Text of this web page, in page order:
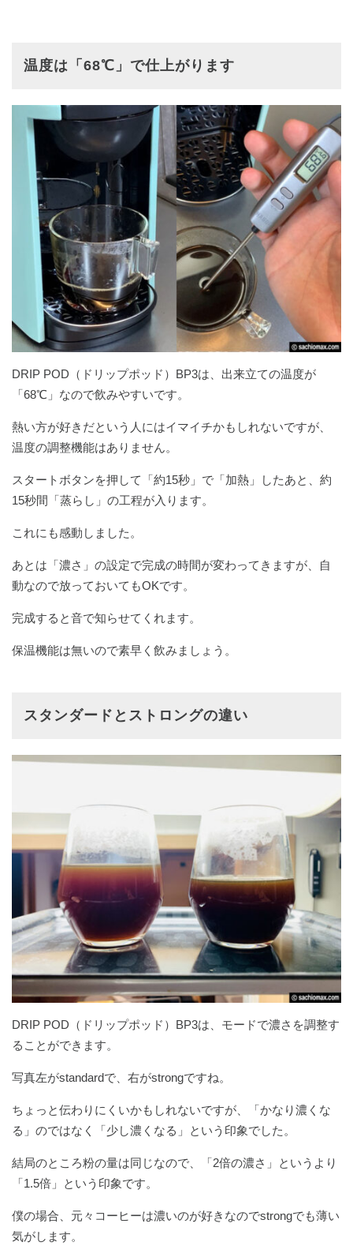
温度は「68℃」で仕上がります
DRIP POD（ドリップポッド）BP3は、出来立ての温度が
「68℃」なので飲みやすいです。
熱い方が好きだという人にはイマイチかもしれないですが、
温度の調整機能はありません。
スタートボタンを押して「約15秒」で「加熱」したあと、約
15秒間「蒸らし」の工程が入ります。
これにも感動しました。
あとは「濃さ」の設定で完成の時間が変わってきますが、自
動なので放っておいてもOKです。
完成すると音で知らせてくれます。
保温機能は無いので素早く飲みましょう。
スタンダードとストロングの違い
DRIP POD（ドリップポッド）BP3は、モードで濃さを調整す
ることができます。
写真左がstandardで、右がstrongですね。
ちょっと伝わりにくいかもしれないですが、「かなり濃くな
る」のではなく「少し濃くなる」という印象でした。
結局のところ粉の量は同じなので、「2倍の濃さ」というより
「1.5倍」という印象です。
僕の場合、元々コーヒーは濃いのが好きなのでstrongでも薄い
気がします。